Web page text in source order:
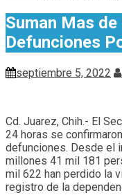
Suman Mas
Defunciones
septiembre 5, 2022
Cd. Juarez, Chih.- El
24 horas se
defunciones. Desde el
millones 41 mil 181
mil 622 han perdido la
registro de la